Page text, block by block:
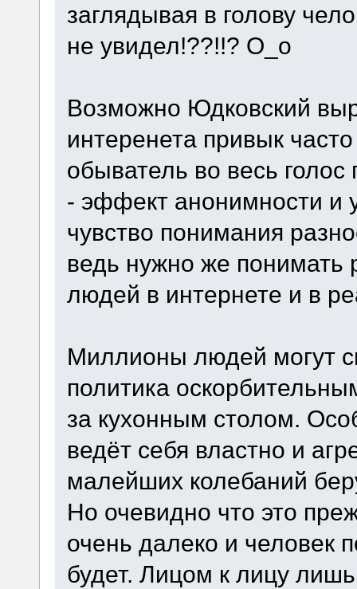
заглядывая в голову
не увидел!??!!? О_о
Возможно Юдковский
интеренета привык
обыватель во весь голос
- эффект анонимности и
чувство понимания
ведь нужно же
людей в интернете и в
Миллионы людей могут
политика
за кухонным столом.
ведёт себя властно и
малейших колебаний
Но очевидно что это
очень далеко и человек
будет. Лицом к лицу